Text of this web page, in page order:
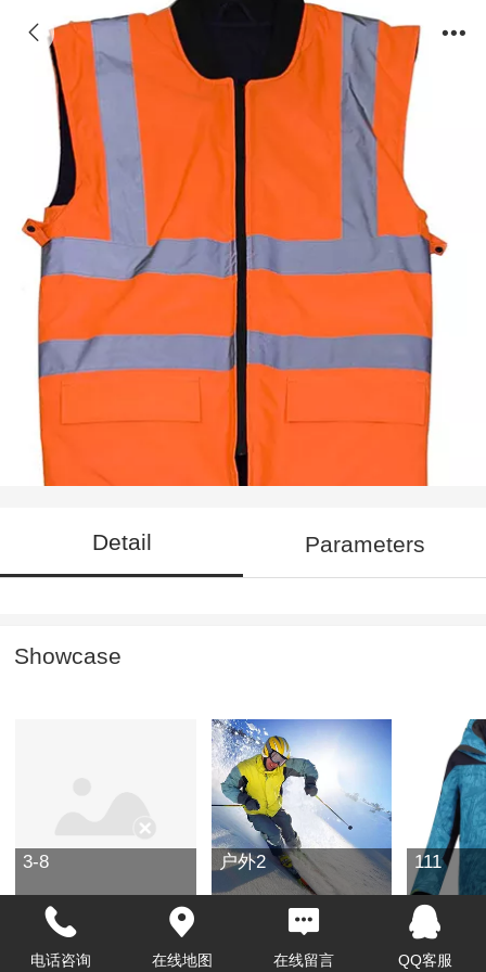
橙色防护马甲
Detail Parameters
Showcase
3-8 户外2 111
电话咨询 在线地图 在线留言 QQ客服